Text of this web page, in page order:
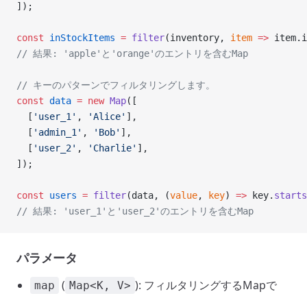
]);
const inStockItems = filter(inventory, item =>
// 結果: 'apple'と'orange'のエントリを含むMap
// キーのパターンでフィルタリングします。
const data = new Map([
  [
'user_1' , 'Alice' ],
  [
'admin_1' , 'Bob' ],
  [
'user_2' , 'Charlie' ],
]);
const users = filter(data, (value, key) => key.
// 結果: 'user_1'と'user_2'のエントリを含むMap
パラメータ
map ( Map<K, V> ): フィルタリングするMapで